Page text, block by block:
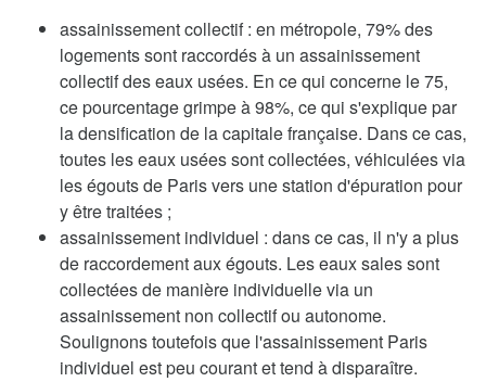
assainissement collectif : en métropole, 79% des
logements sont raccordés à un assainissement
collectif des eaux usées. En ce qui concerne le 75,
ce pourcentage grimpe à 98%, ce qui s'explique par
la densification de la capitale française. Dans ce cas,
toutes les eaux usées sont collectées, véhiculées via
les égouts de Paris vers une station d'épuration pour
y être traitées ;
assainissement individuel : dans ce cas, il n'y a plus
de raccordement aux égouts. Les eaux sales sont
collectées de manière individuelle via un
assainissement non collectif ou autonome.
Soulignons toutefois que l'assainissement Paris
individuel est peu courant et tend à disparaître.